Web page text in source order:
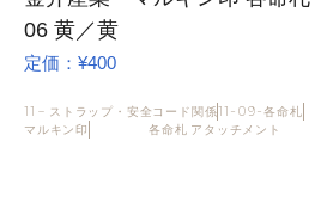
金井産業の強み
06 黄／黄
定価：¥400
11 – ストラップ・安全コード関係11-09-各命札
マルキン印
各命札 アタッチメント